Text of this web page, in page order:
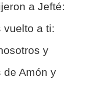
a Jefté:
vuelto a ti:
y
de Amón y